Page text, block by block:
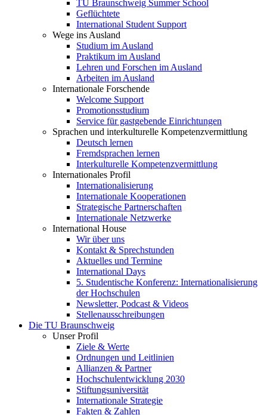
TU Braunschweig Summer School
Geflüchtete
International Student Support
Wege ins Ausland
Studium im Ausland
Praktikum im Ausland
Lehren und Forschen im Ausland
Arbeiten im Ausland
Internationale Forschende
Welcome Support
Promotionsstudium
Service für gastgebende Einrichtungen
Sprachen und interkulturelle Kompetenzvermittlung
Deutsch lernen
Fremdsprachen lernen
Interkulturelle Kompetenzvermittlung
Internationales Profil
Internationalisierung
Internationale Kooperationen
Strategische Partnerschaften
Internationale Netzwerke
International House
Wir über uns
Kontakt & Sprechstunden
Aktuelles und Termine
International Days
5. Studentische Konferenz: Internationalisierung
der Hochschulen
Newsletter, Podcast & Videos
Stellenausschreibungen
Die TU Braunschweig
Unser Profil
Ziele & Werte
Ordnungen und Leitlinien
Allianzen & Partner
Hochschulentwicklung 2030
Stiftungsuniversität
Internationale Strategie
Fakten & Zahlen